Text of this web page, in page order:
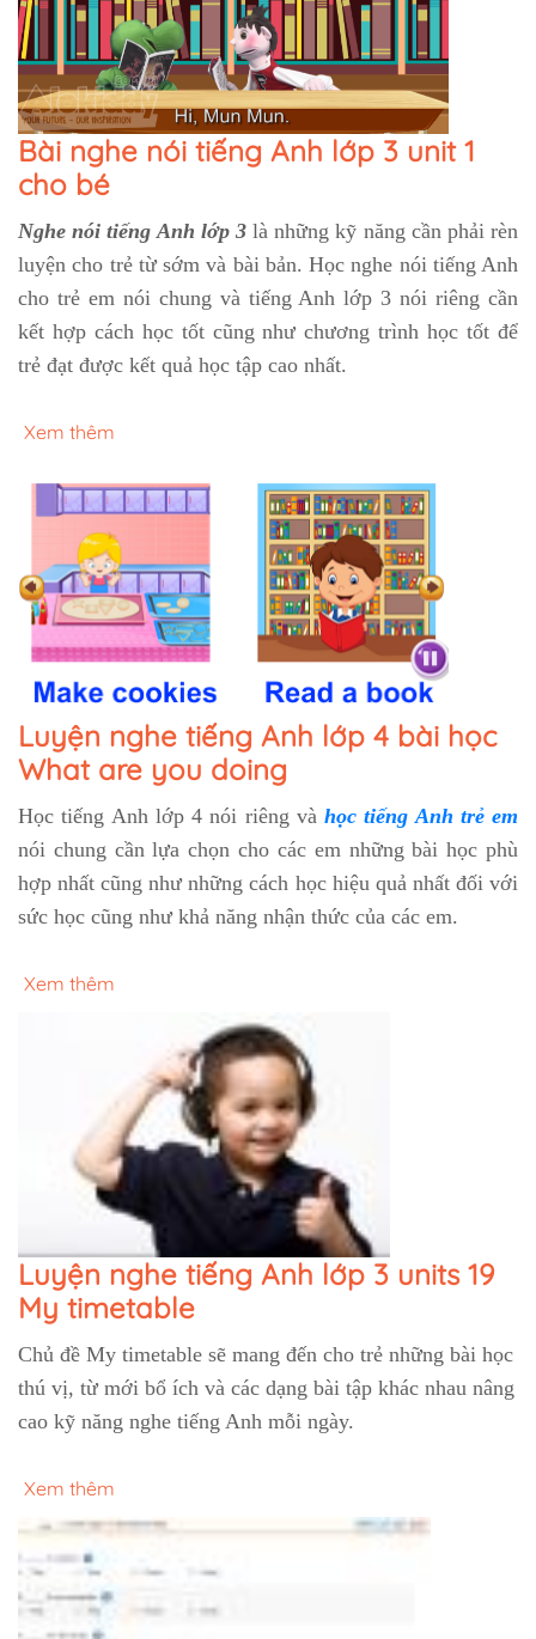
Bài nghe nói tiếng Anh lớp 3 unit 1
cho bé
Nghe nói tiếng Anh lớp 3là những kỹ năng cần phải rèn
luyện cho trẻ từ sớm và bài bản. Học nghe nói tiếng Anh
cho trẻ em nói chung và tiếng Anh lớp 3 nói riêng cần
kết hợp cách học tốt cũng như chương trình học tốt để
trẻ đạt được kết quả học tập cao nhất.
Xem thêm
Luyện nghe tiếng Anh lớp 4 bài học
What are you doing
Học tiếng Anh lớp 4 nói riêng và học tiếng Anh trẻ em
nói chung cần lựa chọn cho các em những bài học phù
hợp nhất cũng như những cách học hiệu quả nhất đối với
sức học cũng như khả năng nhận thức của các em.
Xem thêm
Luyện nghe tiếng Anh lớp 3 units 19
My timetable
Chủ đề My timetable sẽ mang đến cho trẻ những bài học
thú vị, từ mới bổ ích và các dạng bài tập khác nhau nâng
cao kỹ năng nghe tiếng Anh mỗi ngày.
Xem thêm